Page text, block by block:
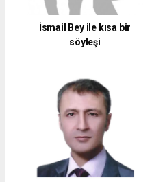
İsmail Bey ile kısa bir
söyleşi